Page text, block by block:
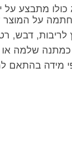
כולו מתבצע על
על
לריבות, דבש,
כמתנה שלמה
מידה בהתאם